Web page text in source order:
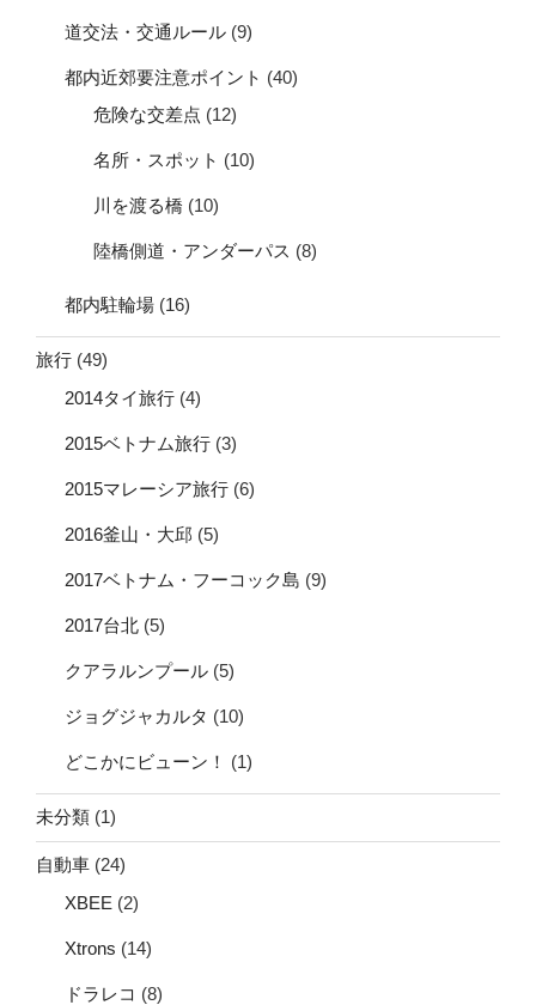
道交法・交通ルール (9)
都内近郊要注意ポイント (40)
危険な交差点 (12)
名所・スポット (10)
川を渡る橋 (10)
陸橋側道・アンダーパス (8)
都内駐輪場 (16)
旅行 (49)
2014タイ旅行 (4)
2015ベトナム旅行 (3)
2015マレーシア旅行 (6)
2016釜山・大邱 (5)
2017ベトナム・フーコック島 (9)
2017台北 (5)
クアラルンプール (5)
ジョグジャカルタ (10)
どこかにビューン！ (1)
未分類 (1)
自動車 (24)
XBEE (2)
Xtrons (14)
ドラレコ (8)